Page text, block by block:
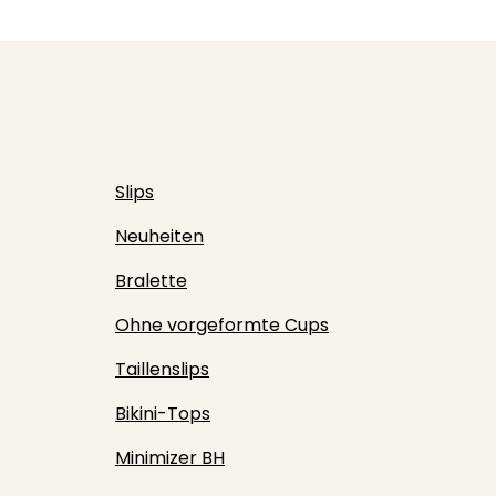
Slips
Neuheiten
Bralette
Ohne vorgeformte Cups
Taillenslips
Bikini-Tops
Minimizer BH